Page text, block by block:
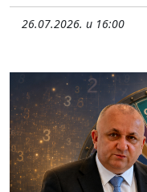
26.07.2026. u 16:00